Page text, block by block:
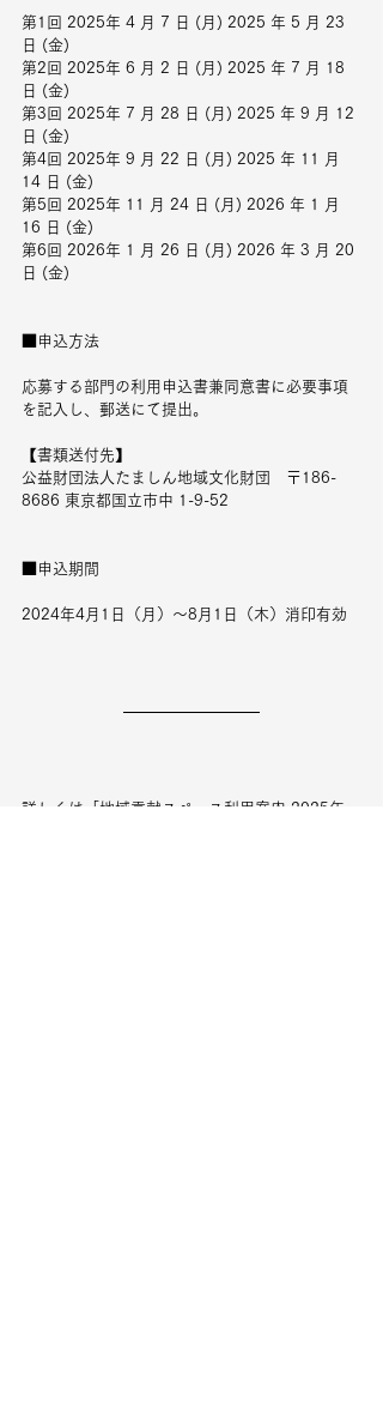
第1回 2025年 4 月 7 日 (月) 2025 年 5 月 23
日 (金)
第2回 2025年 6 月 2 日 (月) 2025 年 7 月 18
日 (金)
第3回 2025年 7 月 28 日 (月) 2025 年 9 月 12
日 (金)
第4回 2025年 9 月 22 日 (月) 2025 年 11 月
14 日 (金)
第5回 2025年 11 月 24 日 (月) 2026 年 1 月
16 日 (金)
第6回 2026年 1 月 26 日 (月) 2026 年 3 月 20
日 (金)
■申込方法
応募する部門の利用申込書兼同意書に必要事項
を記入し、郵送にて提出。
【書類送付先】
公益財団法人たましん地域文化財団　〒186-
8686 東京都国立市中 1-9-52
■申込期間
2024年4月1日（月）～8月1日（木）消印有効
詳しくは「地域貢献スペース利用案内 2025年